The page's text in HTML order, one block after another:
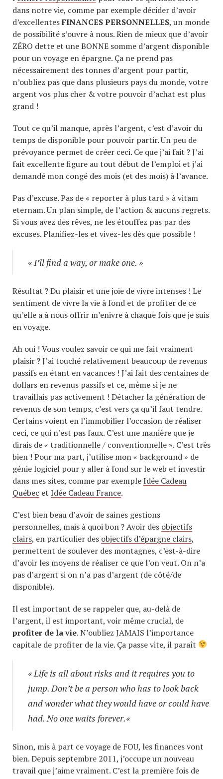
dans notre vie, comme par exemple décider d’avoir
d’excellentesFINANCES PERSONNELLES, un monde
de possibilité s’ouvre à nous. Rien de mieux que d’avoir
ZÉRO dette et une BONNE somme d’argent disponible
pour un voyage en épargne. Ça ne prend pas
nécessairement des tonnes d’argent pour partir,
n’oubliez pas que dans plusieurs pays du monde, votre
argent vos plus cher & votre pouvoir d’achat est plus
grand !
Tout ce qu’il manque, après l’argent, c’est d’avoir du
temps de disponible pour pouvoir partir. Un peu de
prévoyance permet de créer ceci. Ce que j’ai fait ? J’ai
fait excellente figure au tout début de l’emploi et j’ai
demandé mon congé des mois (et des mois) à l’avance.
Pas d’excuse. Pas de « reporter à plus tard » à vitam
eternam. Un plan simple, de l’action & aucuns regrets.
Si vous avez des rêves, ne les étouffez pas par des
excuses. Planifiez-les et vivez-les dès que possible !
« I’ll find a way, or make one. »
Résultat ? Du plaisir et une joie de vivre intenses ! Le
sentiment de vivre la vie à fond et de profiter de ce
qu’elle a à nous offrir m’enivre à chaque fois que je suis
en voyage.
Ah oui ! Vous voulez savoir ce qui me fait vraiment
plaisir ? J’ai touché relativement beaucoup de revenus
passifs en étant en vacances ! J’ai fait des centaines de
dollars en revenus passifs et ce, même si je ne
travaillais pas activement ! Détacher la génération de
revenus de son temps, c’est vers ça qu’il faut tendre.
Certains voient en l’immobilier l’occasion de réaliser
ceci, ce qui n’est pas faux. C’est une manière que je
dirais de « traditionnelle / conventionnelle ». C’est très
bien ! Pour ma part, j’utilise mon « background » de
génie logiciel pour y aller à fond sur le web et investir
dans mes sites, comme par exempleIdée Cadeau
Québec et Idée Cadeau France.
C’est bien beau d’avoir de saines gestions
personnelles, mais à quoi bon ? Avoir des objectifs
clairs, en particulier des objectifs d’épargne clairs,
permettent de soulever des montagnes, c’est-à-dire
d’avoir les moyens de réaliser ce que l’on veut. On n’a
pas d’argent si on n’a pas d’argent (de côté/de
disponible).
Il est important de se rappeler que, au-delà de
l’argent, il est important, voir même crucial, de
profiter de la vie. N’oubliez JAMAIS l’importance
capitale de profiter de la vie. Ça passe vite, il paraît
«Life is all about risks and it requires you to
jump. Don’t be a person who has to look back
and wonder what they would have or could have
had. No one waits forever.«
Sinon, mis à part ce voyage de FOU, les finances vont
bien. Depuis septembre 2011, j’occupe un nouveau
travail que j’aime vraiment. C’est la première fois de